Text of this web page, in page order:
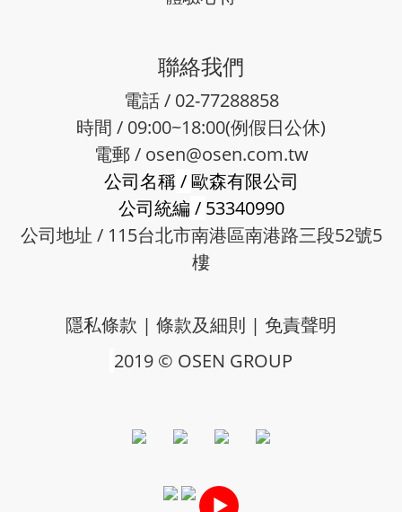
聯絡我們
電話 / 02-77288858
時間 / 09:00~18:00(例假日公休)
電郵 / osen@osen.com.tw
公司名稱/歐森有限公司
公司統編 / 53340990
公司地址 / 115台北市南港區南港路三段52號5
樓
隱私條款 | 條款及細則 | 免責聲明
2019 © OSEN GROUP